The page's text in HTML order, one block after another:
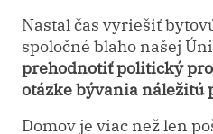
Nastal čas vyriešiť
spoločné blaho našej
prehodnotiť politický
otázke bývania náležitú
Domov je viac než len